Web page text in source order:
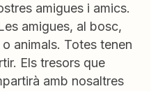
amigues i amics.
amigues, al bosc,
animals. Totes tenen
Els tresors que
amb nosaltres